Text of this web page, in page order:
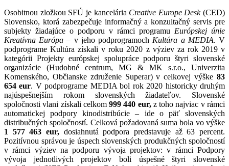
Osobitnou zložkou SFÚ je kancelária Creative Europe Desk(CED)
Slovensko, ktorá zabezpečuje informačný a konzultačný servis pre
subjekty žiadajúce o podporu v rámci programu Európskej únie
Kreatívna Európa – v jeho podprogramoch Kultúra a MEDIA. V
podprograme Kultúra získali v roku 2020 z výziev za rok 2019 v
kategórii Projekty európskej spolupráce podporu štyri slovenské
organizácie (Hudobné centrum, MG & MK s.r.o., Univerzita
Komenského, Občianske združenie Superar) v celkovej výške 83
654 eur. V podprograme MEDIA bol rok 2020 historicky druhým
najúspešnejším rokom slovenských žiadateľov. Slovenské
spoločnosti vlani získali celkom999 440 eur,z toho najviac v rámci
automatickej podpory kinodistribúcie – ide o päť slovenských
distribučných spoločností. Celková požadovaná suma bola vo výške
1 577 463 eur, dosiahnutá podpora predstavuje až 63 percent.
Pozitívnou správou je úspech slovenských produkčných spoločností
v rámci výziev na podporu vývoja projektov: v rámci Podpory
vývoja jednotlivých projektov boli úspešné štyri slovenské